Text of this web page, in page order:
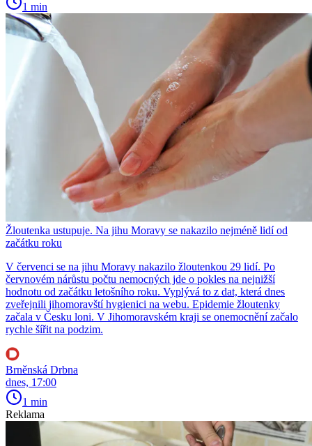
1 min
Žloutenka ustupuje. Na jihu Moravy se nakazilo nejméně lidí od
začátku roku
V červenci se na jihu Moravy nakazilo žloutenkou 29 lidí. Po
červnovém nárůstu počtu nemocných jde o pokles na nejnižší
hodnotu od začátku letošního roku. Vyplývá to z dat, která dnes
zveřejnili jihomoravští hygienici na webu. Epidemie žloutenky
začala v Česku loni. V Jihomoravském kraji se onemocnění začalo
rychle šířit na podzim.
Brněnská Drbna
dnes, 17:00
1 min
Reklama